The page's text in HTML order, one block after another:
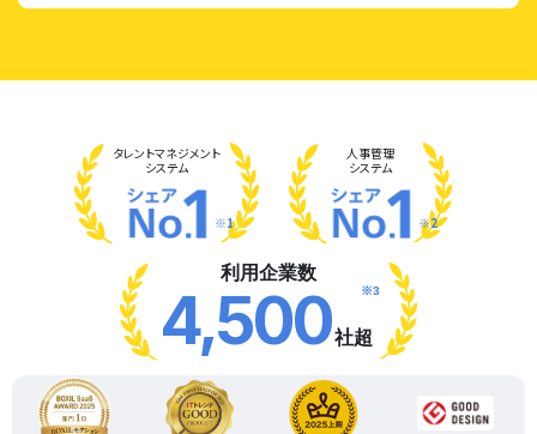
タレントマネジメント
システム
※1
人事管理
システム
※2
利用企業数
4,500社超
※3